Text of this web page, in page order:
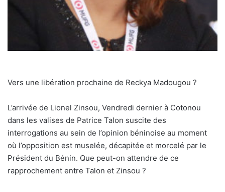
Vers une libération prochaine de Reckya Madougou ?
L’arrivée de Lionel Zinsou, Vendredi dernier à Cotonou
dans les valises de Patrice Talon suscite des
interrogations au sein de l’opinion béninoise au moment
où l’opposition est muselée, décapitée et morcelé par le
Président du Bénin. Que peut-on attendre de ce
rapprochement entre Talon et Zinsou ?